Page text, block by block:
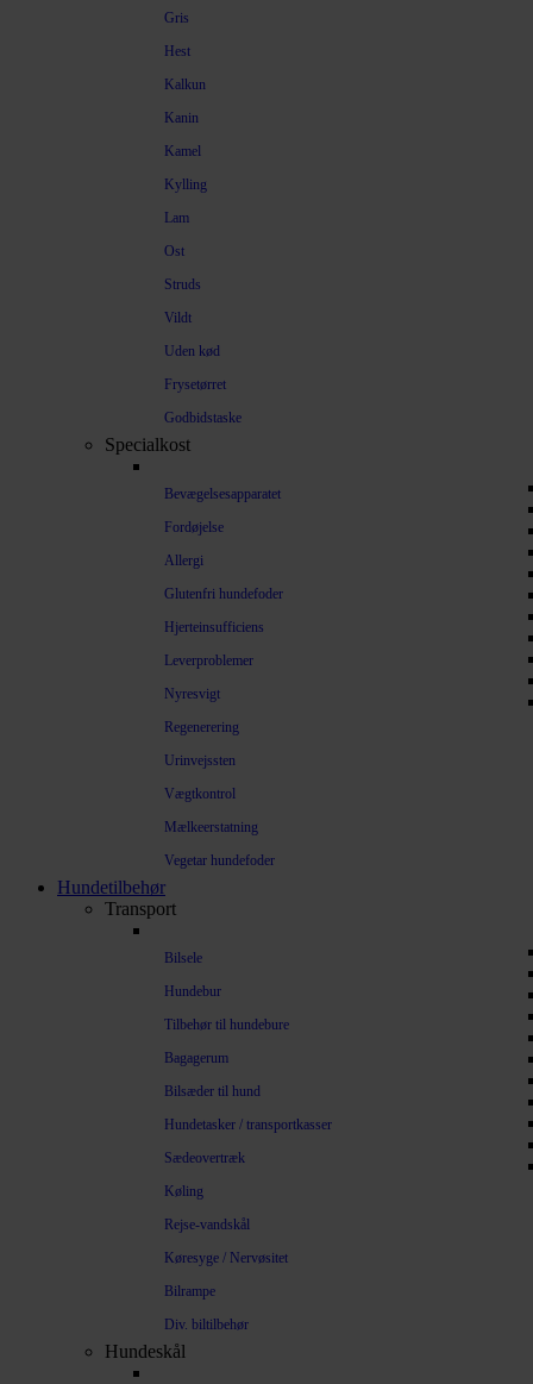
Gris
Hest
Kalkun
Kanin
Kamel
Kylling
Lam
Ost
Struds
Vildt
Uden kød
Frysetørret
Godbidstaske
Specialkost
Bevægelsesapparatet
Fordøjelse
Allergi
Glutenfri hundefoder
Hjerteinsufficiens
Leverproblemer
Nyresvigt
Regenerering
Urinvejssten
Vægtkontrol
Mælkeerstatning
Vegetar hundefoder
Hundetilbehør
Transport
Bilsele
Hundebur
Tilbehør til hundebure
Bagagerum
Bilsæder til hund
Hundetasker / transportkasser
Sædeovertræk
Køling
Rejse-vandskål
Køresyge / Nervøsitet
Bilrampe
Div. biltilbehør
Hundeskål